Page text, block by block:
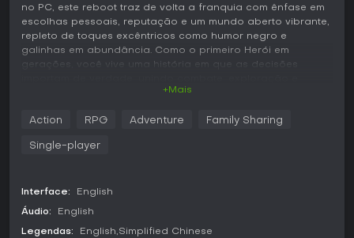
no PC, este reboot traz de volta a franquia com ênfase em
escolhas pessoais, reputação e um mundo aberto vibrante,
repleto de toques excêntricos como humor negro e
galinhas em abundância. Como o primeiro Herói em
gerações, você vive uma história em que as decisões
interações sociais em uma experiência coesa.
Jogabilidade
Em Fable, o ciclo principal gira em torno da exploração e
As lutas misturam ataques corpo a corpo, armas de longo
alcance e feitiços mágicos, abrindo espaço para
abordagens variadas contra inimigos como Hobbes,
+Mais
Action RPG Adventure Family Sharing
Single-player
Interface: English
Áudio: English
Legendas: English Simplified Chinese